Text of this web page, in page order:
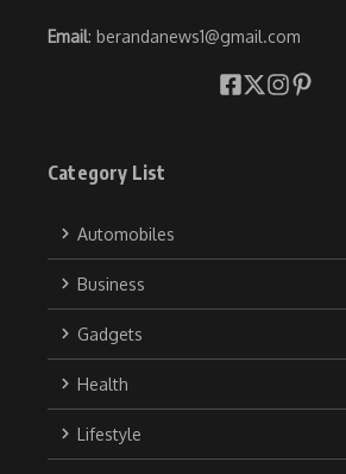
Email: berandanews1@gmail.com
Category List
Automobiles
Business
Gadgets
Health
Lifestyle